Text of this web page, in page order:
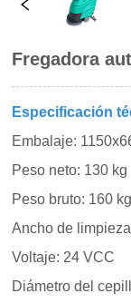
Fregadora